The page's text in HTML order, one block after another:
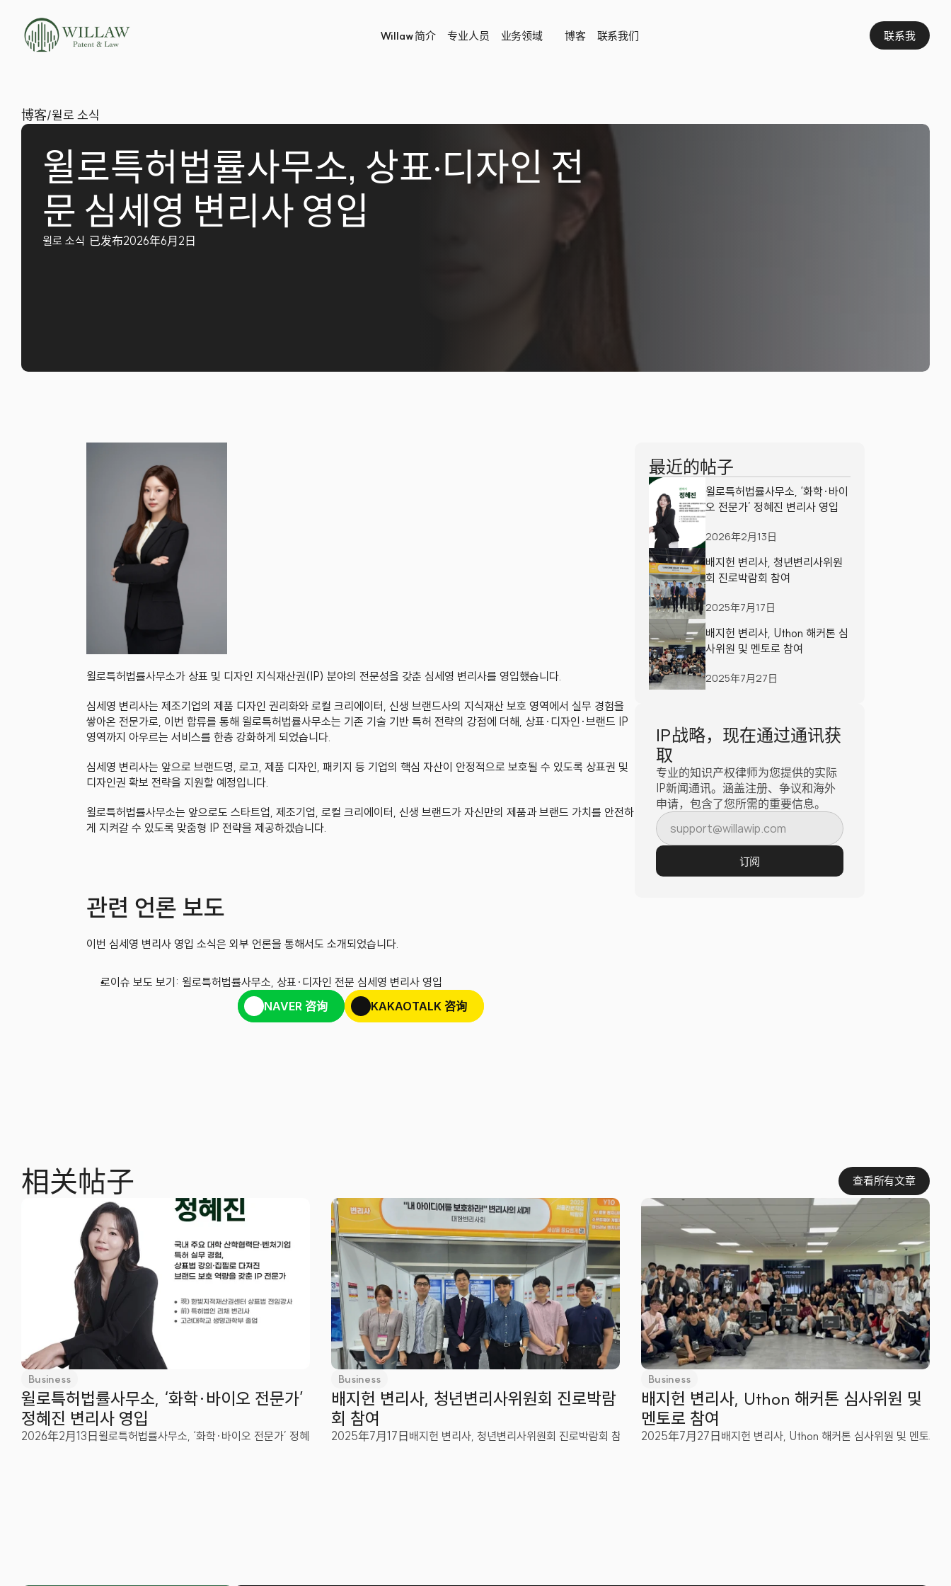
Willaw 简介 专业人员 业务领域 博客 联系我们 联系我
博客/윌로 소식
윌로특허법률사무소, 상표·디자인 전
문 심세영 변리사 영입
윌로 소식 已发布2026年6月2日
윌로특허법률사무소가 상표 및 디자인 지식재산권(IP) 분야의 전문성을 갖춘 심세영 변리사를 영입했습니다.
심세영 변리사는 제조기업의 제품 디자인 권리화와 로컬 크리에이터, 신생 브랜드사의 지식재산 보호 영역에서 실무 경험을
쌓아온 전문가로, 이번 합류를 통해 윌로특허법률사무소는 기존 기술 기반 특허 전략의 강점에 더해, 상표·디자인·브랜드 IP
영역까지 아우르는 서비스를 한층 강화하게 되었습니다.
심세영 변리사는 앞으로 브랜드명, 로고, 제품 디자인, 패키지 등 기업의 핵심 자산이 안정적으로 보호될 수 있도록 상표권 및
디자인권 확보 전략을 지원할 예정입니다.
윌로특허법률사무소는 앞으로도 스타트업, 제조기업, 로컬 크리에이터, 신생 브랜드가 자신만의 제품과 브랜드 가치를 안전하
게 지켜갈 수 있도록 맞춤형 IP 전략을 제공하겠습니다.
관련 언론 보도
이번 심세영 변리사 영입 소식은 외부 언론을 통해서도 소개되었습니다.
로이슈 보도 보기: 윌로특허법률사무소, 상표·디자인 전문 심세영 변리사 영입
NAVER 咨询
KAKAOTALK 咨询
最近的帖子
윌로특허법률사무소, ‘화학·바이
오 전문가’ 정혜진 변리사 영입
2026年2月13日
배지헌 변리사, 청년변리사위원
회 진로박람회 참여
2025年7月17日
배지헌 변리사, Uthon 해커톤 심
사위원 및 멘토로 참여
2025年7月27日
IP战略，现在通过通讯获
取
专业的知识产权律师为您提供的实际
IP新闻通讯。涵盖注册、争议和海外
申请，包含了您所需的重要信息。
订阅
相关帖子 查看所有文章
Business
윌로특허법률사무소, ‘화학·바이오 전문가’
정혜진 변리사 영입
2026年2月13日윌로특허법률사무소, ‘화학·바이오 전문가’ 정혜진 변리사 영입
Business
배지헌 변리사, 청년변리사위원회 진로박람
회 참여
2025年7月17日배지헌 변리사, 청년변리사위원회 진로박람회 참여
Business
배지헌 변리사, Uthon 해커톤 심사위원 및
멘토로 참여
2025年7月27日배지헌 변리사, Uthon 해커톤 심사위원 및 멘토로